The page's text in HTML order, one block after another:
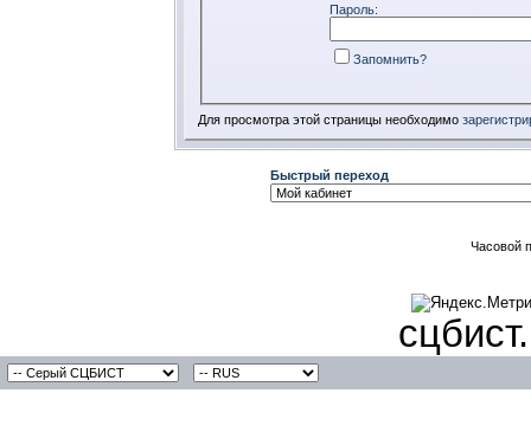
Пароль:
Запомнить?
Для просмотра этой страницы необходимо
Быстрый переход
Часовой